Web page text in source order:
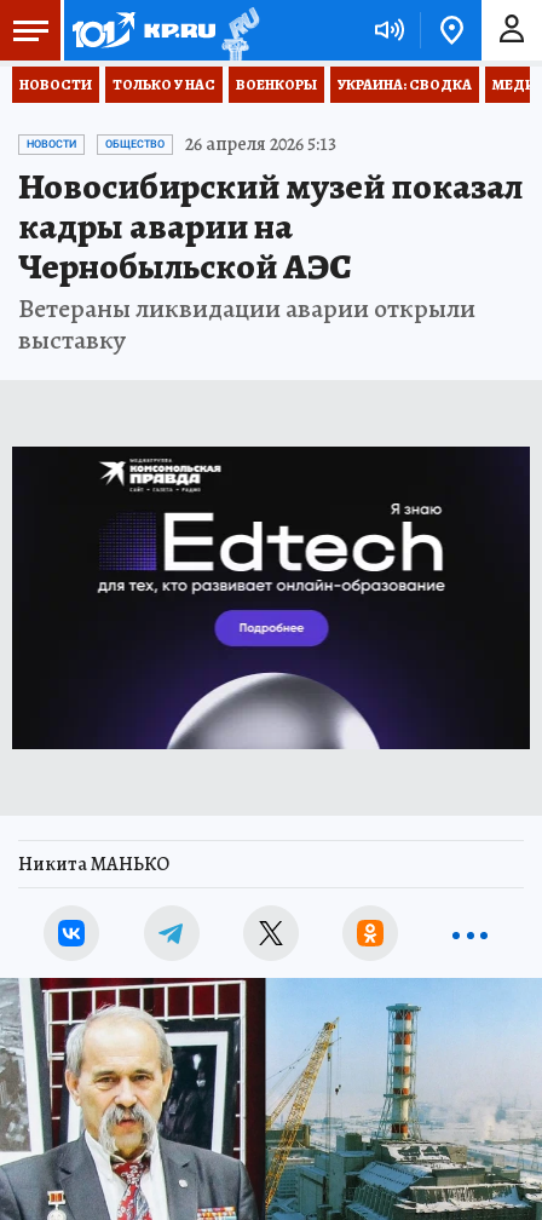
НОВОСТИ ТОЛЬКО У НАС ВОЕНКОРЫ УКРАИНА: СВОДКА
НОВОСТИ ОБЩЕСТВО 26 апреля 2026 5:13
Новосибирский музей показал
кадры аварии на
Чернобыльской АЭС
Ветераны ликвидации аварии открыли
выставку
Никита МАНЬКО